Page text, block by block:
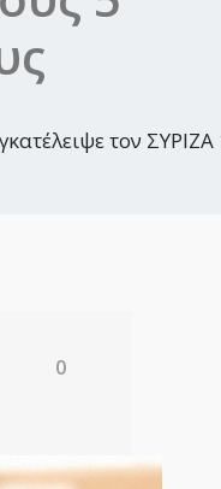
τον ΣΥΡΙΖΑ
0